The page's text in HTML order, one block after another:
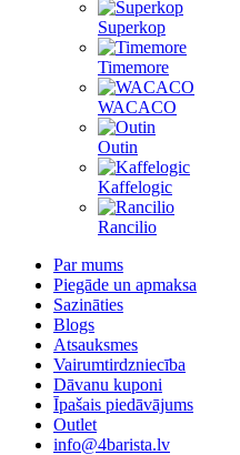
Superkop
Timemore
WACACO
Outin
Kaffelogic
Rancilio
Par mums
Piegāde un apmaksa
Sazināties
Blogs
Atsauksmes
Vairumtirdzniecība
Dāvanu kuponi
Īpašais piedāvājums
Outlet
info@4barista.lv